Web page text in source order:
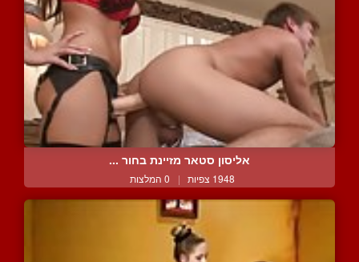
אליסון סטאר מזיינת בחור ...
1948 צפיות | 0 המלצות